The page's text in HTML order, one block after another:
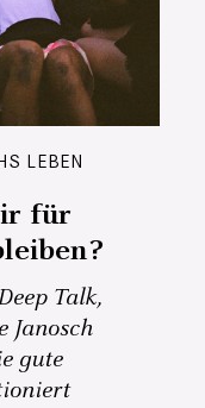
LEBEN
für
Talk,
Janosch
gute